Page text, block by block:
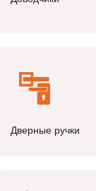
Дверные ручки